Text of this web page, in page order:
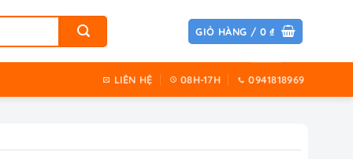
GIỎ HÀNG / 0₫
LIÊN HỆ 08H-17H 0941818969